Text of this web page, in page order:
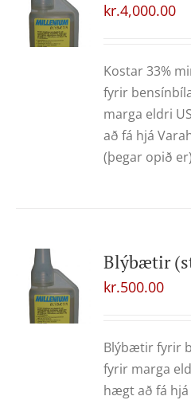
kr.4,000.00
Kostar 33%
fyrir
marga eldri
að fá hjá
(þegar opið
Blýbætir
kr.500.00
Blýbætir fyrir
fyrir marga
hægt að fá